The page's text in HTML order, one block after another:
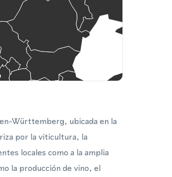
Württemberg, ubicada en la
por la viticultura, la
locales como a la amplia
la producción de vino, el